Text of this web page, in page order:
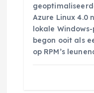
Azure Linux 4.0
lokale Windows-
begon ooit als
op RPM’s